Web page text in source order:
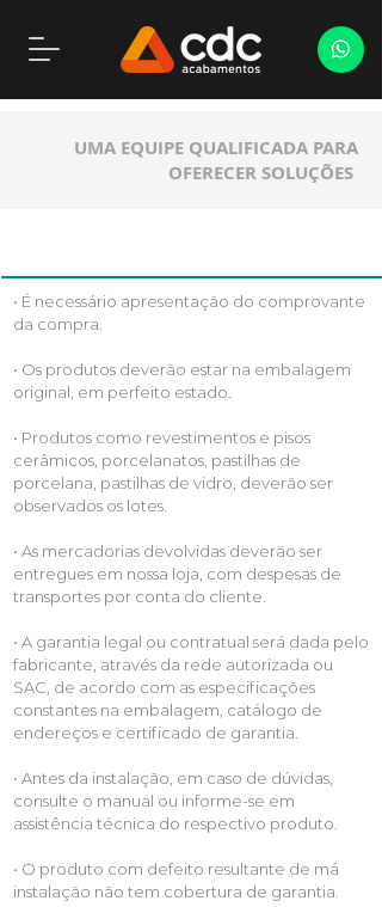
UMA EQUIPE QUALIFICADA PARA
OFERECER SOLUÇÕES
• É necessário apresentação do comprovante
da compra.
• Os produtos deverão estar na embalagem
original, em perfeito estado.
• Produtos como revestimentos e pisos
cerâmicos, porcelanatos, pastilhas de
porcelana, pastilhas de vidro, deverão ser
observados os lotes.
• As mercadorias devolvidas deverão ser
entregues em nossa loja, com despesas de
transportes por conta do cliente.
• A garantia legal ou contratual será dada pelo
fabricante, através da rede autorizada ou
SAC, de acordo com as especificações
constantes na embalagem, catálogo de
endereços e certificado de garantia.
• Antes da instalação, em caso de dúvidas,
consulte o manual ou informe-se em
assistência técnica do respectivo produto.
• O produto com defeito resultante de má
instalação não tem cobertura de garantia.